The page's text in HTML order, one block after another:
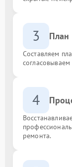
3 План
Составляем
4
ремонта.